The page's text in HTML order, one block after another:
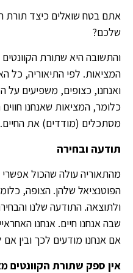
אתם בטח שואלים כיצד תורת
שלכם?
והתשובה היא שתורת
המציאות. לפי התיאוריה, כל
ואנחנו, כצופים, משפיעים על
כלומר, המציאות שאנחנו
מסתכלים (מודדים) את החיים.
תודעה ובחירה
מהתאוריה עולה שהכול אפשרי
הפוטנציאל שלהן. הצופה,
ולתוצאה. התודעה שלנו
שבה אנחנו חיים. אנחנו
אם אנחנו מודעים לכך ובין אם
אין ספק שתורת